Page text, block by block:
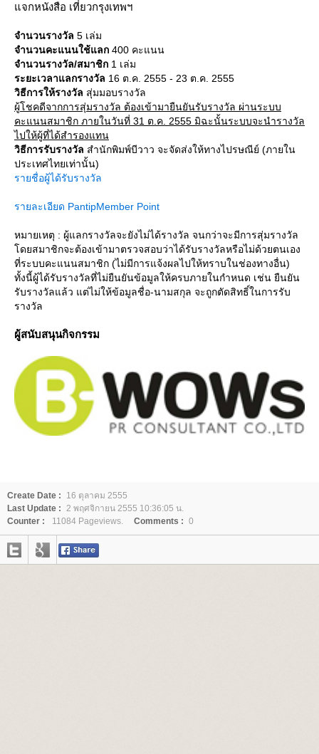
จกหนังสือ เที่ยวกรุงเทพฯ
จำนวนรางวัล 5 เล่ม
จำนวนคะแนนใช้แลก 400 คะแนน
จำนวนรางวัล/สมาชิก 1 เล่ม
ระยะเวลาแลกรางวัล 16 ต.ค. 2555 - 23 ต.ค. 2555
วิธีการให้รางวัล สุ่มมอบรางวัล
ผู้โชคดีจากการสุ่มรางวัล ต้องเข้ามายืนยันรับรางวัล ผ่านระบบ
คะแนนสมาชิก ภายในวันที่ 31 ต.ค. 2555 มิฉะนั้นระบบจะนำรางวัล
ไปให้ผู้ที่ได้สำรองแทน
วิธีการรับรางวัล สำนักพิมพ์บีวาว จะจัดส่งให้ทางไปรษณีย์ (ภายใน
ประเทศไทยเท่านั้น)
รายชื่อผู้ได้รับรางวัล
รายละเอียด PantipMember Point
หมายเหตุ : ผู้แลกรางวัลจะยังไม่ได้รางวัล จนกว่าจะมีการสุ่มรางวัล
ดยสมาชิกจะต้องเข้ามาตรวจสอบว่าได้รับรางวัลหรือไม่ด้วยตนเอง
ที่ระบบคะแนนสมาชิก (ไม่มีการแจ้งผลไปให้ทราบในช่องทางอื่น)
ทั้งนี้ผู้ได้รับรางวัลที่ไม่ยืนยันข้อมูลให้ครบภายในกำหนด เช่น ยืนยัน
รับรางวัลแล้ว แต่ไม่ให้ข้อมูลชื่อ-นามสกุล จะถูกตัดสิทธิ์ในการรับ
รางวัล
ผู้สนับสนุนกิจกรรม
Create Date :
16 ตุลาคม 2555
Last Update : 2 พฤศจิกายน 2555 10:36:05 น.
Counter :
11084 Pageviews. Comments : 0